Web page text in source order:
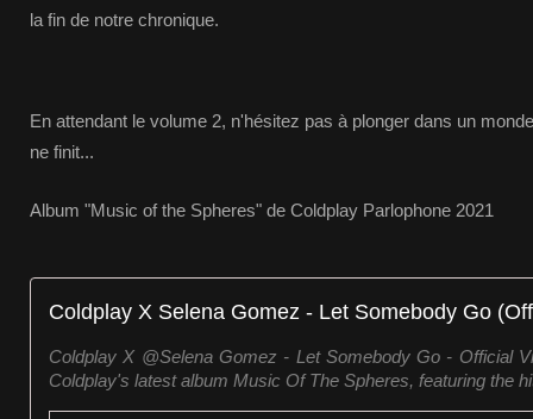
la fin de notre chronique.
En attendant le volume 2, n'hésitez pas à plonger dans un
ne finit...
Album "Music of the Spheres" de Coldplay Parlophone 2021
Coldplay X Selena Gomez - Let Somebody Go
Coldplay X @Selena Gomez - Let Somebody Go - Official
Coldplay's latest album Music Of The Spheres, featuring the